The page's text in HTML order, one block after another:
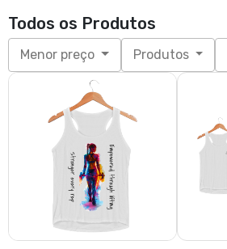
Todos os Produtos
Menor preço Produtos